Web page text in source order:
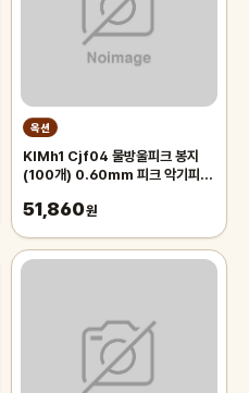
옥션
KlMh1 Cjf04 물방울피크 봉지
(100개) 0.60mm 피크 악기피크
렉기타피크
51,860원